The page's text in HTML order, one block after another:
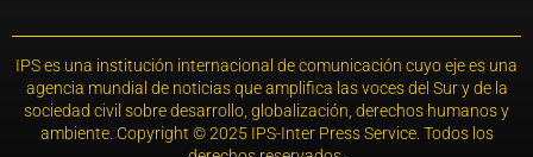
IPS es una institución internacional de comunicación cuyo eje es una
agencia mundial de noticias que amplifica las voces del Sur y de la
sociedad civil sobre desarrollo, globalización, derechos humanos y
ambiente. Copyright © 2025 IPS-Inter Press Service. Todos los